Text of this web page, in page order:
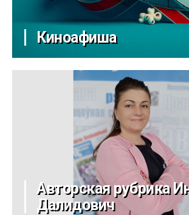
Киноафиша
Авторская рубрика
Далидович